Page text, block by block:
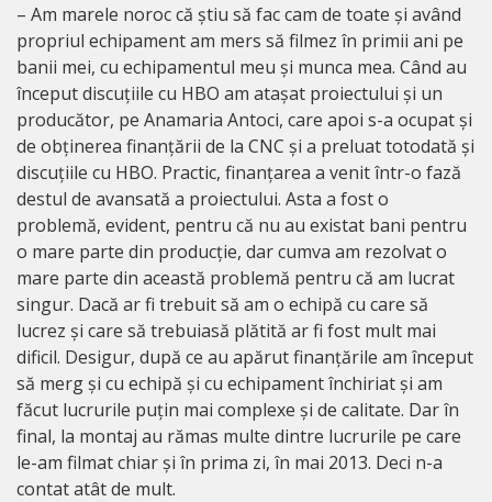
– Am marele noroc că știu să fac cam de toate și având
propriul echipament am mers să filmez în primii ani pe
banii mei, cu echipamentul meu și munca mea. Când au
început discuțiile cu HBO am atașat proiectului și un
producător, pe Anamaria Antoci, care apoi s-a ocupat și
de obținerea finanțării de la CNC și a preluat totodată și
discuțiile cu HBO. Practic, finanțarea a venit într-o fază
destul de avansată a proiectului. Asta a fost o
problemă, evident, pentru că nu au existat bani pentru
o mare parte din producție, dar cumva am rezolvat o
mare parte din această problemă pentru că am lucrat
singur. Dacă ar fi trebuit să am o echipă cu care să
lucrez și care să trebuiasă plătită ar fi fost mult mai
dificil. Desigur, după ce au apărut finanțările am început
să merg și cu echipă și cu echipament închiriat și am
făcut lucrurile puțin mai complexe și de calitate. Dar în
final, la montaj au rămas multe dintre lucrurile pe care
le-am filmat chiar și în prima zi, în mai 2013. Deci n-a
contat atât de mult.